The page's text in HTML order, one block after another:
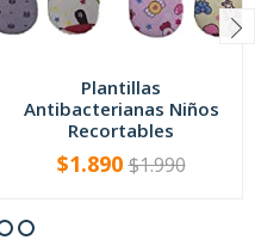
Plantillas
Antibacterianas Niños
Recortables
+
$1.890$1.990